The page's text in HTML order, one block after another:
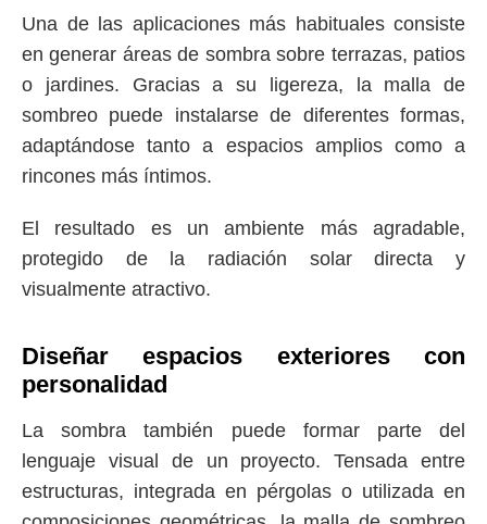
Una de las aplicaciones más habituales consiste
en generar áreas de sombra sobre terrazas, patios
o jardines. Gracias a su ligereza, la malla de
sombreo puede instalarse de diferentes formas,
adaptándose tanto a espacios amplios como a
rincones más íntimos.
El resultado es un ambiente más agradable,
protegido de la radiación solar directa y
visualmente atractivo.
Diseñar espacios exteriores con
personalidad
La sombra también puede formar parte del
lenguaje visual de un proyecto. Tensada entre
estructuras, integrada en pérgolas o utilizada en